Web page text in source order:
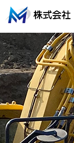
ス
キ
ッ
プ